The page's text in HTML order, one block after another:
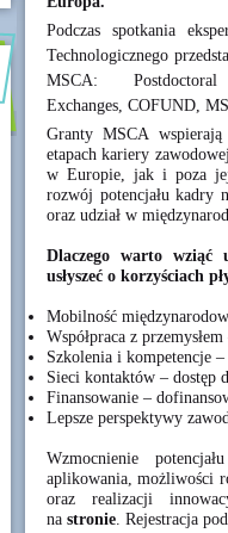
Podczas spotkania
Technologicznego
MSCA:
Exchanges, COFUND,
Granty MSCA
etapach kariery
w Europie, jak i poza
rozwój potencjału kadry
oraz udział w
Dlaczego warto wziąć
usłyszeć o korzyściach
Mobilność
Współpraca z
Szkolenia i kompetencje
Sieci kontaktów – dostęp
Finansowanie –
Lepsze perspektywy
Wzmocnienie
aplikowania, możliwości
oraz realizacji
na stronie . Rejestracja